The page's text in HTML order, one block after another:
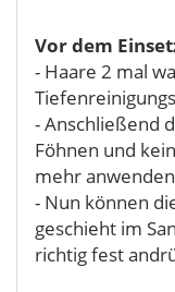
Vor dem
- Haare 2 mal
- Anschließend
Föhnen und
mehr
- Nun können
geschieht im
richtig fest